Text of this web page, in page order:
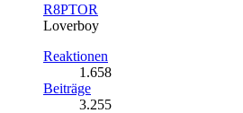
R8PTOR
Loverboy
Reaktionen
1.658
Beiträge
3.255